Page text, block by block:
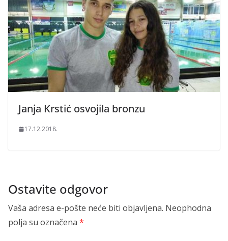
Janja Krstić osvojila bronzu
17.12.2018.
Ostavite odgovor
Vaša adresa e-pošte neće biti objavljena. Neophodna
polja su označena *